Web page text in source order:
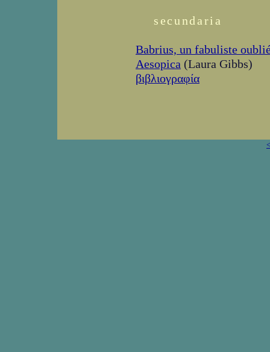
secundaria
Babrius, un fabuliste
Aesopica (Laura Gibbs)
βιβλιογραφία